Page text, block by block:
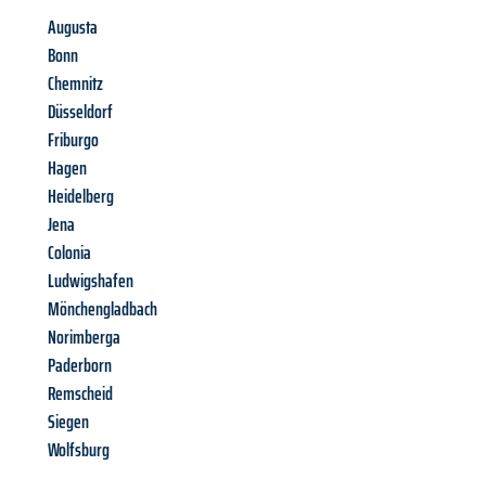
Augusta
Bonn
Chemnitz
Düsseldorf
Friburgo
Hagen
Heidelberg
Jena
Colonia
Ludwigshafen
Mönchengladbach
Norimberga
Paderborn
Remscheid
Siegen
Wolfsburg